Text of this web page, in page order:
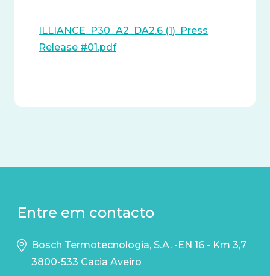
ILLIANCE_P30_A2_DA2.6 (1)_Press
Release #01.pdf
Entre em contacto
Bosch Termotecnologia, S.A. -EN 16 - Km 3,7
3800-533 Cacia Aveiro